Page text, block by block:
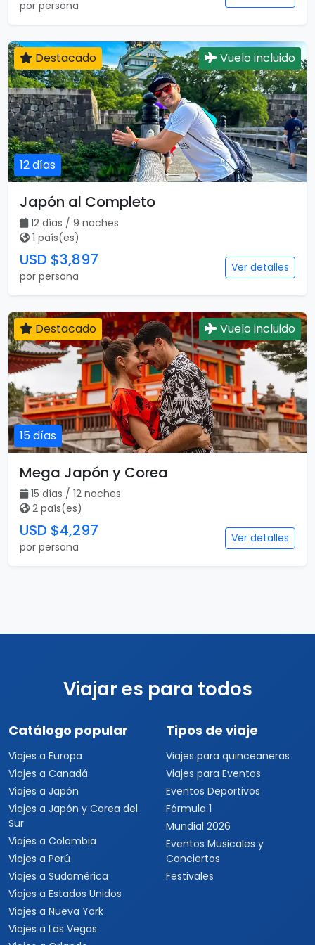
por persona
12 días
Destacado Vuelo incluido
Japón al Completo
12 días / 9 noches
1 país(es)
USD $3,897
por persona
Ver detalles
15 días
Destacado Vuelo incluido
Mega Japón y Corea
15 días / 12 noches
2 país(es)
USD $4,297
por persona
Ver detalles
Viajar es para todos
Catálogo popular
Viajes a Europa
Viajes a Canadá
Viajes a Japón
Viajes a Japón y Corea del
Sur
Viajes a Colombia
Viajes a Perú
Viajes a Sudamérica
Viajes a Estados Unidos
Viajes a Nueva York
Viajes a Las Vegas
Tipos de viaje
Viajes para quinceaneras
Viajes para Eventos
Eventos Deportivos
Fórmula 1
Mundial 2026
Eventos Musicales y
Conciertos
Festivales